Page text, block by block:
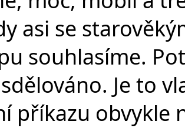
asi se
souhlasíme.
Je to
příkazu obvykle